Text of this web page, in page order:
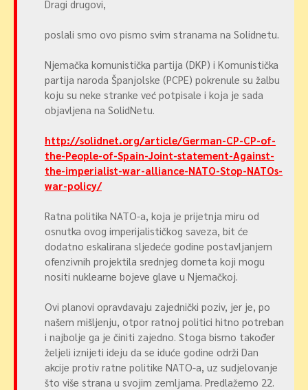
Dragi drugovi,
poslali smo ovo pismo svim stranama na Solidnetu.
Njemačka komunistička partija (DKP) i Komunistička
partija naroda Španjolske (PCPE) pokrenule su žalbu
koju su neke stranke već potpisale i koja je sada
objavljena na SolidNetu.
http://solidnet.org/article/German-CP-CP-of-
the-People-of-Spain-Joint-statement-Against-
the-imperialist-war-alliance-NATO-Stop-NATOs-
war-policy/
Ratna politika NATO-a, koja je prijetnja miru od
osnutka ovog imperijalističkog saveza, bit će
dodatno eskalirana sljedeće godine postavljanjem
ofenzivnih projektila srednjeg dometa koji mogu
nositi nuklearne bojeve glave u Njemačkoj.
Ovi planovi opravdavaju zajednički poziv, jer je, po
našem mišljenju, otpor ratnoj politici hitno potreban
i najbolje ga je činiti zajedno. Stoga bismo također
željeli iznijeti ideju da se iduće godine održi Dan
akcije protiv ratne politike NATO-a, uz sudjelovanje
što više strana u svojim zemljama. Predlažemo 22.